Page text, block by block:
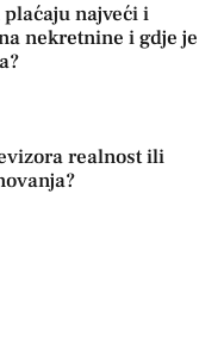
najveći i
nekretnine i gdje je
realnost ili